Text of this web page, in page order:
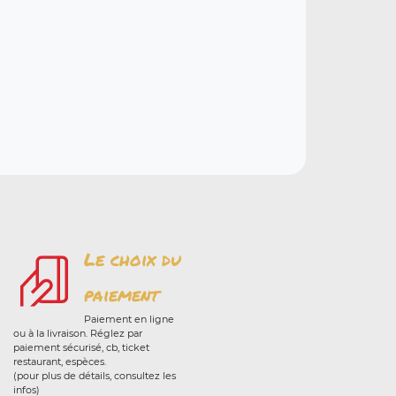
Le choix du
paiement
Paiement en ligne
ou à la livraison. Réglez par
paiement sécurisé, cb, ticket
restaurant, espèces.
(pour plus de détails, consultez les
infos)